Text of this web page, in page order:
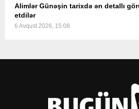
Alimlər Günəşin tarixdə ən detallı
etdilər
6 Avqust 2026, 15:08